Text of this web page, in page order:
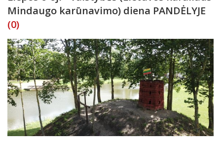
Mindaugo karūnavimo) diena PANDĖLYJE
(0)